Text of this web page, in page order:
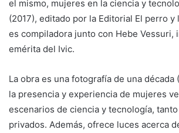
el mismo, mujeres en la ciencia y
(2017), editado por la Editorial El perro y
es compiladora junto con Hebe Vessuri,
emérita del Ivic.
La obra es una fotografía de una década
la presencia y experiencia de mujeres
escenarios de ciencia y tecnología,
privados. Además, ofrece luces acerca